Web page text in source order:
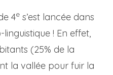
4e s’est lancée dans
! En effet,
(25% de la
la vallée pour fuir la